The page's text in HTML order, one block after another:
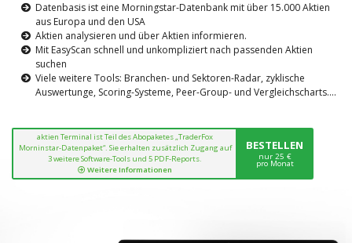
Datenbasis ist eine Morningstar-Datenbank mit über 15.000 Aktien
aus Europa und den USA
Aktien analysieren und über Aktien informieren.
Mit EasyScan schnell und unkompliziert nach passenden Aktien
suchen
Viele weitere Tools: Branchen- und Sektoren-Radar, zyklische
Auswertunge, Scoring-Systeme, Peer-Group- und Vergleichscharts....
aktien Terminal ist Teil des Abopaketes „TraderFox
Morninstar-Datenpaket“. Sie erhalten zusätzlich Zugang auf
3 weitere Software-Tools und 5 PDF-Reports.
Weitere Informationen
BESTELLEN
nur 25 €
pro Monat